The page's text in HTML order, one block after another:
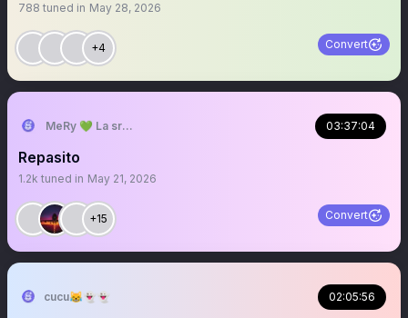
788 tuned in May 28, 2026
+4 Convert
MeRy 💚 La sra que ya no abre los espacios 03:37:04
Repasito
1.2k tuned in May 21, 2026
+15 Convert
cucu😹👻👻 02:05:56